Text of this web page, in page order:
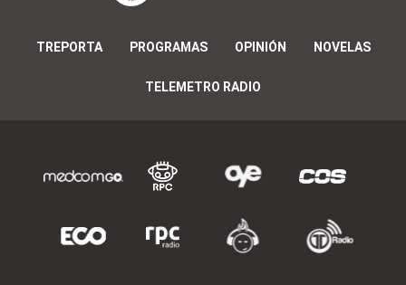
TREPORTA PROGRAMAS OPINIÓN NOVELAS
TELEMETRO RADIO